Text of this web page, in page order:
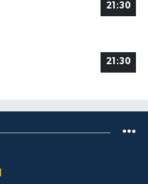
21:30
21:30